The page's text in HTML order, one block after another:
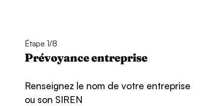
Étape 1/8
Prévoyance entreprise
Renseignez le nom de votre entreprise
ou son SIREN